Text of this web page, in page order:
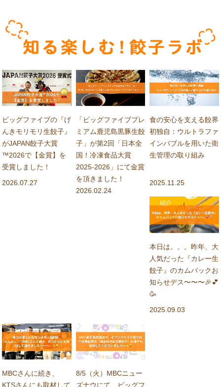
ニュース
ビッグファイブの『げ
んきモリモリ生餃子』
がJAPAN餃子大賞
™2026で【金賞】を
受賞しました！
2026.07.27
「ビッグファイブプレ
ミアム鹿児島黒豚生餃
子」が第2回「日本全
国！冷凍食品大賞
2025-2026」にて金賞
を頂きました！
2026.02.24
紹介
食の安心を支える餃界
初独自：ウルトラファ
インバブルを用いた衛
生管理の取り組み
2025.11.25
紹介
本日は。。。昨年、大
人気だった『カレー生
餃子』のカムバックお
知らせデス〜〜〜🎉💕
🥳
2025.09.03
ニュース
MBCさんに続き、
KTSさんにも取材して
ニュース
8/5（火）MBCニュー
ズナウにて、ビッグフ